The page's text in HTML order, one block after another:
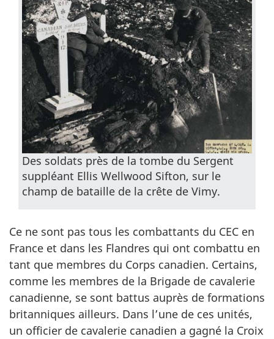
Des soldats près de la tombe du Sergent
suppléant Ellis Wellwood Sifton, sur le
champ de bataille de la crête de Vimy.
Ce ne sont pas tous les combattants du CEC en
France et dans les Flandres qui ont combattu en
tant que membres du Corps canadien. Certains,
comme les membres de la Brigade de cavalerie
canadienne, se sont battus auprès de formations
britanniques ailleurs. Dans l’une de ces unités,
un officier de cavalerie canadien a gagné la Croix